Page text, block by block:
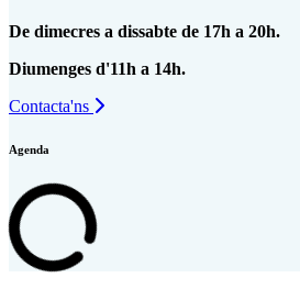
De dimecres a dissabte de 17h a 20h.
Diumenges d'11h a 14h.
Contacta'ns
Agenda